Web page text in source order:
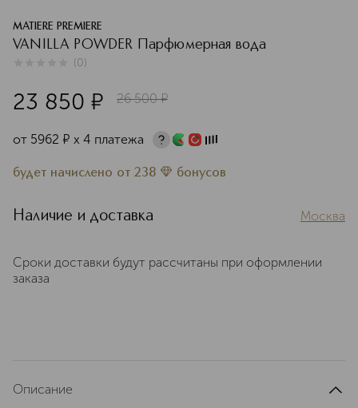
MATIERE PREMIERE
VANILLA POWDER Парфюмерная вода
(0)
23 850 ¤ 26 500 ¤
от 5962 ¤ х 4 платежа
будет начислено от 238 бонусов
Наличие и доставка Москва
Сроки доставки будут рассчитаны при оформлении
заказа
Описание